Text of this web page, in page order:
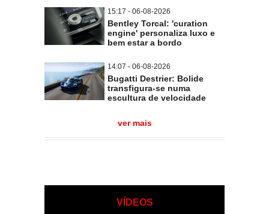
15:17 - 06-08-2026
Bentley Torcal: 'curation
engine' personaliza luxo e
bem estar a bordo
14:07 - 06-08-2026
Bugatti Destrier: Bolide
transfigura-se numa
escultura de velocidade
ver mais
VÍDEOS